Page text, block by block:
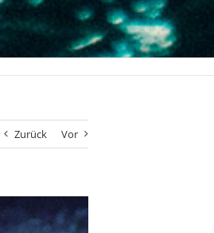
Zurück Vor